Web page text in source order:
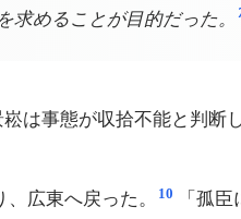
めることが目的だった。
は事態が収拾不能と判断
広東へ戻った。 10
「孤